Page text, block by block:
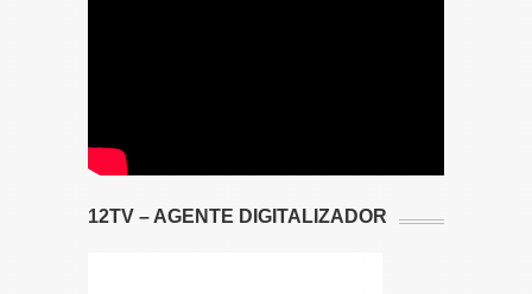
12TV – AGENTE DIGITALIZADOR